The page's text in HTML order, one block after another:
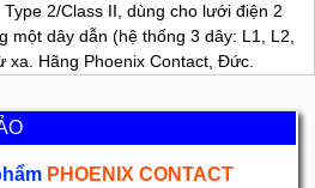
2/Class II, dùng cho lưới điện 2
một dây dẫn (hệ thống 3 dây: L1, L2,
xa. Hãng Phoenix Contact, Đức.
PHOENIX CONTACT